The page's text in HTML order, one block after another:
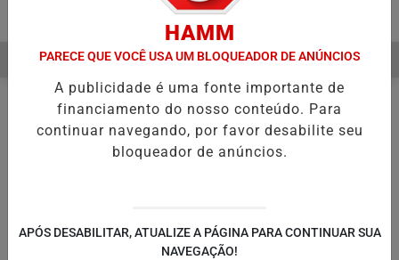
Pesquisar Notícia
INICIA RECUPERAÇÃO FISCAL PARA EQUILIBRAR CONTAS
EM ALTA
MENU
HAMM
PARECE QUE VOCÊ USA UM BLOQUEADOR DE ANÚNCIOS
A publicidade é uma fonte importante de
financiamento do nosso conteúdo. Para
continuar navegando, por favor desabilite seu
bloqueador de anúncios.
APÓS DESABILITAR, ATUALIZE A PÁGINA PARA CONTINUAR SUA
NAVEGAÇÃO!